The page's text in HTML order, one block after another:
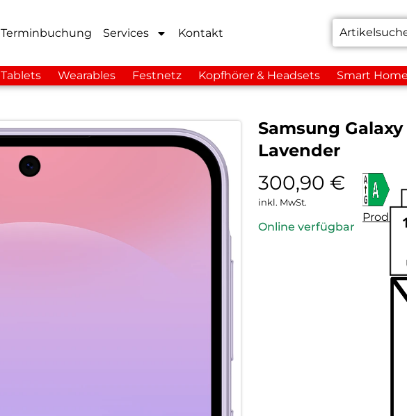
Terminbuchung Services Kontakt
Tablets Wearables Festnetz Kopfhörer & Headsets Smart Home
Samsung Galaxy
Lavender
300,90 €
inkl. MwSt.
Online verfügbar